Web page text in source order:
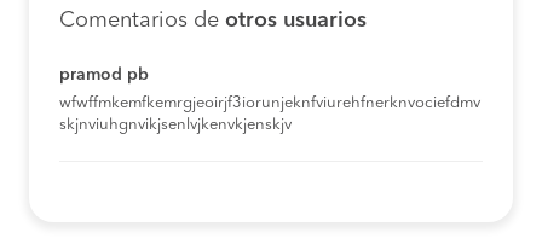
Comentarios de otros usuarios
pramod pb
wfwffmkemfkemrgjeoirjf3iorunjeknfviurehfnerknvociefdmv
skjnviuhgnvikjsenlvjkenvkjenskjv